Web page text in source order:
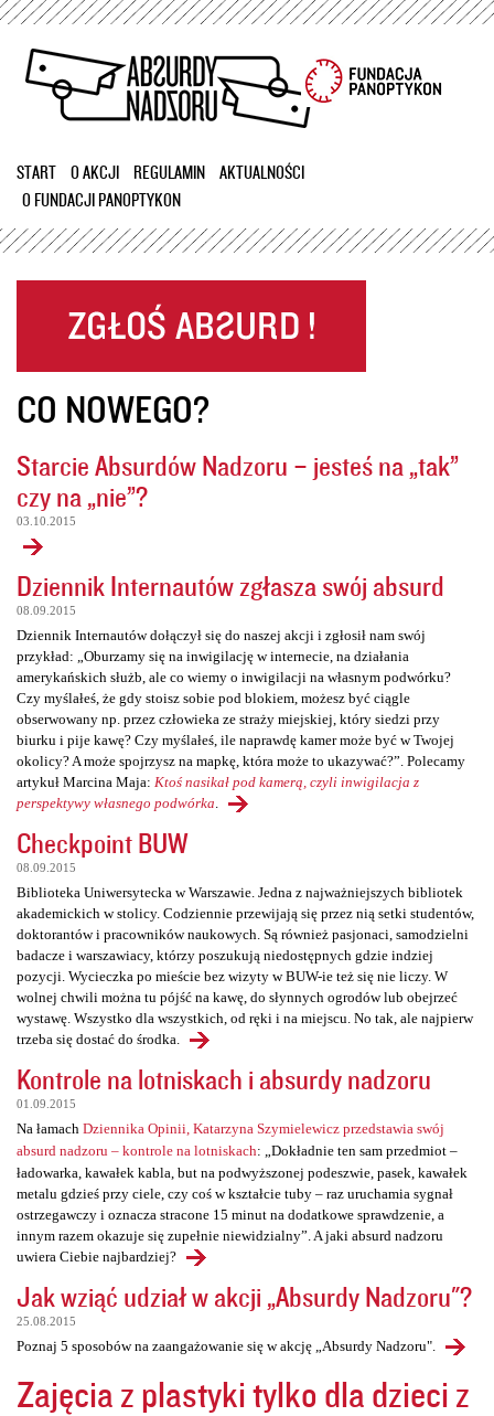
Przejdź
treści
START O AKCJI REGULAMIN
AKTUALNOŚCI
O FUNDACJI PANOPTYKON
CO NOWEGO?
Starcie Absurdów Nadzoru – jesteś na „tak”
czy na „nie”?
03.10.2015
Dziennik Internautów zgłasza swój absurd
08.09.2015
Dziennik Internautów dołączył się do naszej akcji i zgłosił nam swój
przykład: „Oburzamy się na inwigilację w internecie, na działania
amerykańskich służb, ale co wiemy o inwigilacji na własnym podwórku?
Czy myślałeś, że gdy stoisz sobie pod blokiem, możesz być ciągle
obserwowany np. przez człowieka ze straży miejskiej, który siedzi przy
biurku i pije kawę? Czy myślałeś, ile naprawdę kamer może być w Twojej
okolicy? A może spojrzysz na mapkę, która może to ukazywać?”. Polecamy
artykuł Marcina Maja: Ktoś nasikał pod kamerą, czyli inwigilacja z
perspektywy własnego podwórka
Checkpoint BUW
08.09.2015
Biblioteka Uniwersytecka w Warszawie. Jedna z najważniejszych bibliotek
akademickich w stolicy. Codziennie przewijają się przez nią setki studentów,
doktorantów i pracowników naukowych. Są również pasjonaci, samodzielni
badacze i warszawiacy, którzy poszukują niedostępnych gdzie indziej
pozycji. Wycieczka po mieście bez wizyty w BUW-ie też się nie liczy. W
wolnej chwili można tu pójść na kawę, do słynnych ogrodów lub obejrzeć
wystawę. Wszystko dla wszystkich, od ręki i na miejscu. No tak, ale najpierw
trzeba się dostać do środka.
Kontrole na lotniskach i absurdy nadzoru
01.09.2015
Na łamach Dziennika Opinii, Katarzyna Szymielewicz przedstawia swój
absurd nadzoru – kontrole na lotniskach: „Dokładnie ten sam przedmiot –
ładowarka, kawałek kabla, but na podwyższonej podeszwie, pasek, kawałek
metalu gdzieś przy ciele, czy coś w kształcie tuby – raz uruchamia sygnał
ostrzegawczy i oznacza stracone 15 minut na dodatkowe sprawdzenie, a
innym razem okazuje się zupełnie niewidzialny”. A jaki absurd nadzoru
uwiera Ciebie najbardziej?
Jak wziąć udział w akcji „Absurdy Nadzoru"?
25.08.2015
Poznaj 5 sposobów na zaangażowanie się w akcję „Absurdy Nadzoru".
Zajęcia z plastyki tylko dla dzieci z